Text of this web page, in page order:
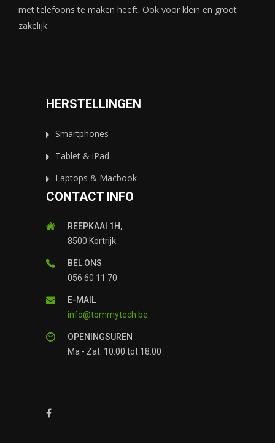
met telefoons te maken heeft. Ook voor klein en groot
zakelijk.
HERSTELLINGEN
Smartphones
Tablet & iPad
Laptops & Macbook
CONTACT INFO
REEPKAAI 1H,
8500 Kortrijk
BEL ONS
056 60 11 70
E-MAIL
info@tommytech.be
OPENINGSUREN
Ma - Zat: 10.00 tot 18.00